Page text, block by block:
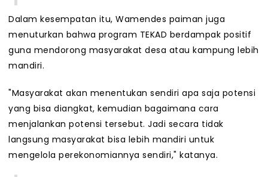
Dalam kesempatan itu, Wamendes paiman juga
menuturkan bahwa program TEKAD berdampak positif
guna mendorong masyarakat desa atau kampung lebih
mandiri.
"Masyarakat akan menentukan sendiri apa saja potensi
yang bisa diangkat, kemudian bagaimana cara
menjalankan potensi tersebut. Jadi secara tidak
langsung masyarakat bisa lebih mandiri untuk
mengelola perekonomiannya sendiri," katanya.